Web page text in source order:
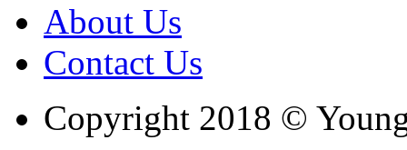
About Us
Contact Us
Copyright 2018 ©